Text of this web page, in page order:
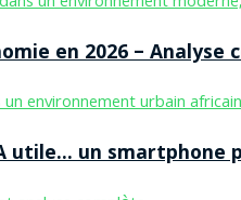
en 2026 – Analyse
utile… un smartphone